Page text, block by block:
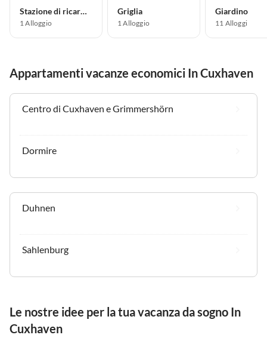
Stazione di ricarica per auto elettriche
1 Alloggio
Griglia
1 Alloggio
Giardino
11 Alloggi
Appartamenti vacanze economici In Cuxhaven
Centro di Cuxhaven e Grimmershörn
Dormire
Duhnen
Sahlenburg
Le nostre idee per la tua vacanza da sogno In
Cuxhaven